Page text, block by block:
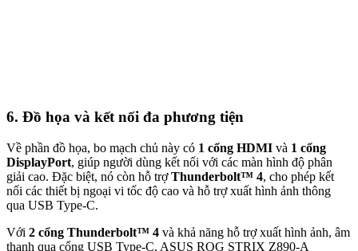
6. Đồ họa và kết nối đa phương tiện
Về phần đồ họa, bo mạch chủ này có 1 cổng HDMI và 1 cổng
DisplayPort, giúp người dùng kết nối với các màn hình độ phân
giải cao. Đặc biệt, nó còn hỗ trợThunderbolt™ 4, cho phép kết
nối các thiết bị ngoại vi tốc độ cao và hỗ trợ xuất hình ảnh thông
qua USB Type-C.
Với 2 cổng Thunderbolt™ 4 và khả năng hỗ trợ xuất hình ảnh, âm
thanh qua cổng USB Type-C, ASUS ROG STRIX Z890-A